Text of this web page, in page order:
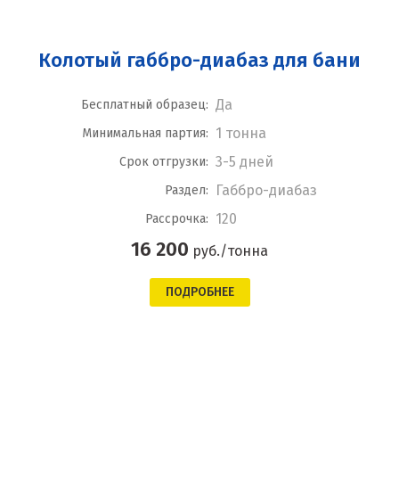
Колотый габбро-диабаз для бани
Бесплатный образец: Да
Минимальная партия: 1 тонна
Срок отгрузки: 3-5 дней
Раздел: Габбро-диабаз
Рассрочка: 120
16 200 руб./тонна
ПОДРОБНЕЕ